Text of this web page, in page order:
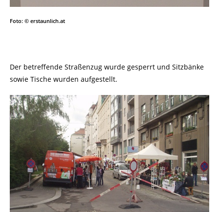
Foto: © erstaunlich.at
Der betreffende Straßenzug wurde gesperrt und Sitzbänke
sowie Tische wurden aufgestellt.